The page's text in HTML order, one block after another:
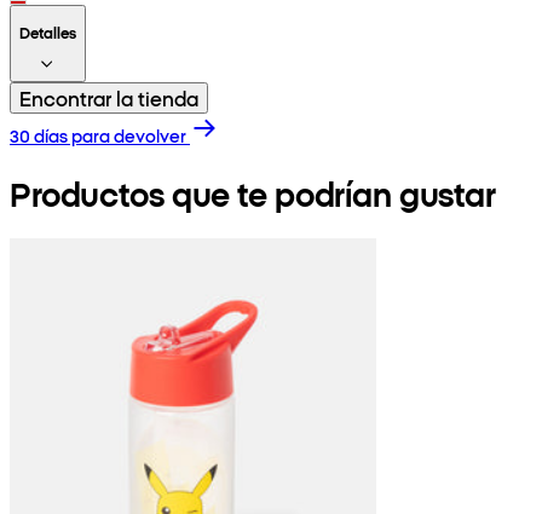
Detalles
Encontrar la tienda
30 días para devolver
Productos que te podrían gustar